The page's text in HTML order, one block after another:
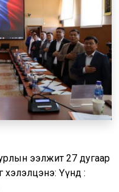
ээлжит 27 дугаар
хэлэлцэнэ: Үүнд :